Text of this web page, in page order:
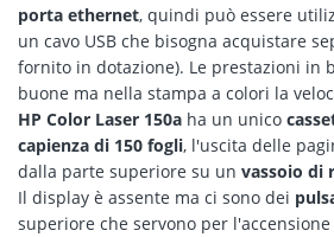
porta ethernet, quindi può essere
un cavo USB che bisogna acquistare
fornito in dotazione). Le prestazioni in
buone ma nella stampa a colori la
HP Color Laser 150a ha un unico
capienza di 150 fogli, l'uscita delle
dalla parte superiore su un vassoio di
Il display è assente ma ci sono dei
superiore che servono per